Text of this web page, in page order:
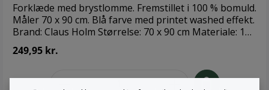
Forklæde med brystlomme. Fremstillet i 100 % bomuld.
Måler 70 x 90 cm. Blå farve med printet washed effekt.
Brand: Claus Holm Størrelse: 70 x 90 cm Materiale: 100
% bomuld
249,95 kr.